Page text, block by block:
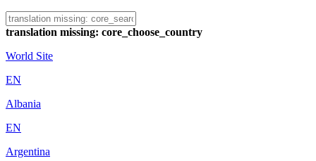
translation missing: core_choose_country
World Site
EN
Albania
EN
Argentina